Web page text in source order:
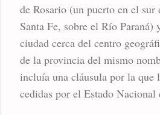
de Rosario (un puerto en el sur
Santa Fe, sobre el Río Paraná)
ciudad cerca del centro
de la provincia del mismo
incluía una cláusula por la que
cedidas por el Estado Nacional